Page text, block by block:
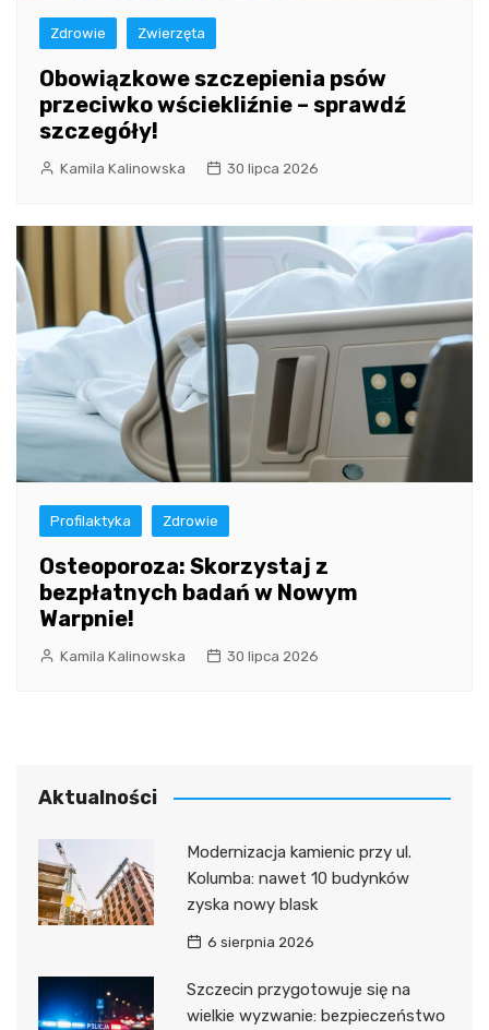
Zdrowie Zwierzęta
Obowiązkowe szczepienia psów
przeciwko wściekliźnie – sprawdź
szczegóły!
Kamila Kalinowska 30 lipca 2026
Profilaktyka Zdrowie
Osteoporoza: Skorzystaj z
bezpłatnych badań w Nowym
Warpnie!
Kamila Kalinowska 30 lipca 2026
Aktualności
Modernizacja kamienic przy ul.
Kolumba: nawet 10 budynków
zyska nowy blask
6 sierpnia 2026
Szczecin przygotowuje się na
wielkie wyzwanie: bezpieczeństwo